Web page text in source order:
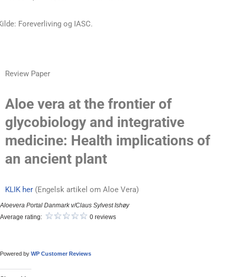
Foreverliving og IASC.
Review Paper
Aloe vera at the frontier of
glycobiology and integrative
medicine: Health implications of
an ancient plant
KLIK her (Engelsk artikel om Aloe Vera)
Aloevera Portal Danmark v/Claus Sylvest Ishøy
Average rating:
0 reviews
Powered by WP Customer Reviews